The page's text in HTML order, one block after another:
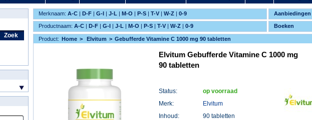
Aanbiedingen
Merknaam: A-C | D-F | G-I | J-L | M-O | P-S | T-V | W-Z | 0-9
Boeken
Productnaam: A-C | D-F | G-I | J-L | M-O | P-S | T-V | W-Z | 0-9
Zoek
Product: Home Elvitum Gebufferde Vitamine C 1000 mg 90 tabletten
Elvitum Gebufferde Vitamine C 1000 mg
90 tabletten
Status:
op voorraad
Merk:
Elvitum
Inhoud:
90 tabletten